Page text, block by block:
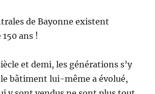
de Bayonne existent
ans !
et demi, les générations s’y
le bâtiment lui-même a évolué,